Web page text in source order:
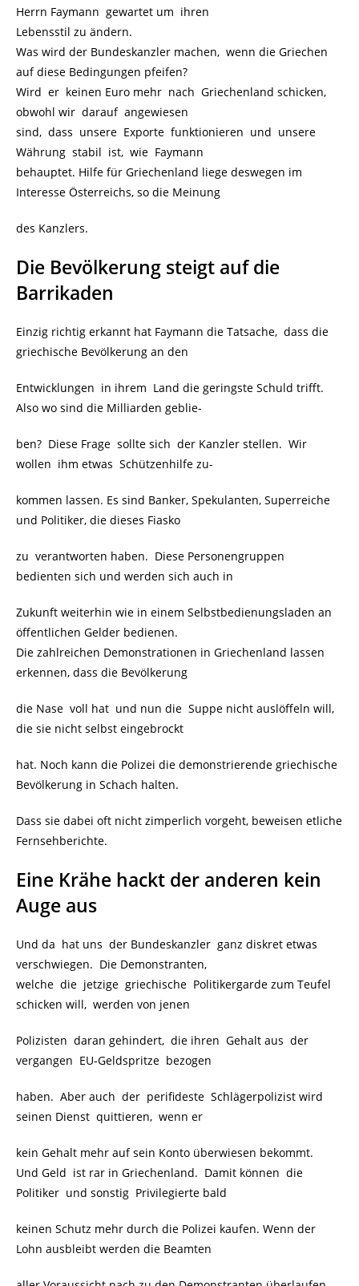
Herrn Faymann gewartet um ihren
Lebensstil zu ändern.
Was wird der Bundeskanzler machen, wenn die Griechen
auf diese Bedingungen pfeifen?
Wird er keinen Euro mehr nach Griechenland schicken,
obwohl wir darauf angewiesen
sind, dass unsere Exporte funktionieren und unsere
Währung stabil ist, wie Faymann
behauptet. Hilfe für Griechenland liege deswegen im
Interesse Österreichs, so die Meinung
des Kanzlers.
Die Bevölkerung steigt auf die
Barrikaden
Einzig richtig erkannt hat Faymann die Tatsache, dass die
griechische Bevölkerung an den
Entwicklungen in ihrem Land die geringste Schuld trifft.
Also wo sind die Milliarden geblie-
ben? Diese Frage sollte sich der Kanzler stellen. Wir
wollen ihm etwas Schützenhilfe zu-
kommen lassen. Es sind Banker, Spekulanten, Superreiche
und Politiker, die dieses Fiasko
zu verantworten haben. Diese Personengruppen
bedienten sich und werden sich auch in
Zukunft weiterhin wie in einem Selbstbedienungsladen an
öffentlichen Gelder bedienen.
Die zahlreichen Demonstrationen in Griechenland lassen
erkennen, dass die Bevölkerung
die Nase voll hat und nun die Suppe nicht auslöffeln will,
die sie nicht selbst eingebrockt
hat. Noch kann die Polizei die demonstrierende griechische
Bevölkerung in Schach halten.
Dass sie dabei oft nicht zimperlich vorgeht, beweisen etliche
Fernsehberichte.
Eine Krähe hackt der anderen kein
Auge aus
Und da hat uns der Bundeskanzler ganz diskret etwas
verschwiegen. Die Demonstranten,
welche die jetzige griechische Politikergarde zum Teufel
schicken will, werden von jenen
Polizisten daran gehindert, die ihren Gehalt aus der
vergangen EU-Geldspritze bezogen
haben. Aber auch der perifideste Schlägerpolizist wird
seinen Dienst quittieren, wenn er
kein Gehalt mehr auf sein Konto überwiesen bekommt.
Und Geld ist rar in Griechenland. Damit können die
Politiker und sonstig Privilegierte bald
keinen Schutz mehr durch die Polizei kaufen. Wenn der
Lohn ausbleibt werden die Beamten